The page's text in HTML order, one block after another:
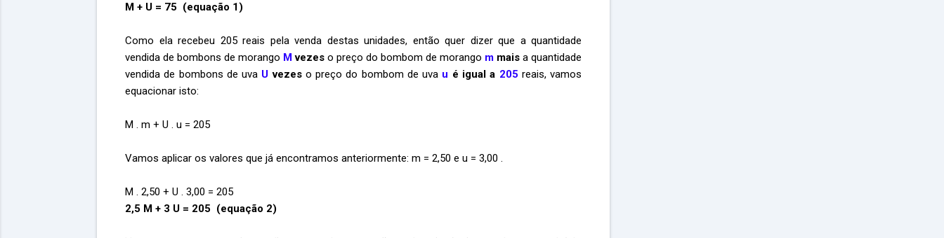
M + U = 75 (equação 1)
Como ela recebeu 205 reais pela venda destas unidades, então quer dizer que a quantidade
vendida de bombons de morango M vezes o preço do bombom de morango m mais a quantidade
vendida de bombons de uva U vezeso preço do bombom de uva u é igual a 205 reais, vamos
equacionar isto:
M . m + U . u = 205
Vamos aplicar os valores que já encontramos anteriormente: m = 2,50 e u = 3,00 .
M . 2,50 + U . 3,00 = 205
2,5 M + 3 U = 205 (equação 2)